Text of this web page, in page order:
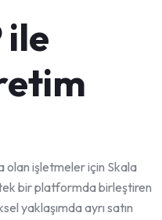
ile
olan işletmeler için Skala
tek bir platformda birleştiren
yaklaşımda ayrı satın